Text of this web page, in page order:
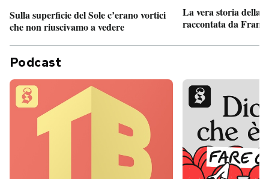
Sulla superficie del Sole c’erano vortici
che non riuscivamo a vedere
La vera storia della
raccontata da
Podcast